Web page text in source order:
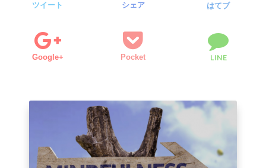
ツイート シェア はてブ
Google+ Pocket LINE